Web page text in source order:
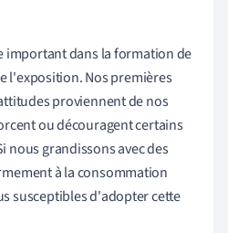
important dans la formation de
l'exposition. Nos premières
proviennent de nos
ou découragent certains
nous grandissons avec des
à la consommation
susceptibles d'adopter cette